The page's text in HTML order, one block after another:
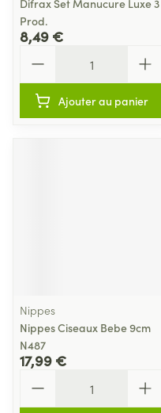
Difrax Set Manucure Luxe 3
Prod.
8,49 €
Ajouter au panier
Nippes
Nippes Ciseaux Bebe 9cm
N487
17,99 €